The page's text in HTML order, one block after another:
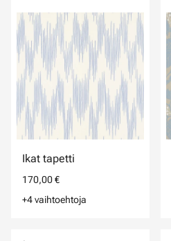
Ikat tapetti
170,00 €
+4 vaihtoehtoja